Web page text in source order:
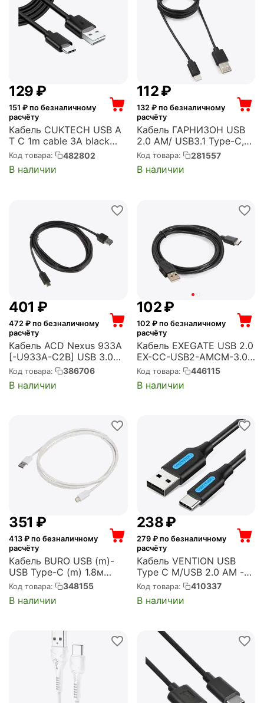
‍129‍ ₽
151 ₽ по безналичному
расчёту
Кабель CUKTECH USB A
T C 1m cable 3A black
ATC310N
(CKATC310NCBK)
Код товара: 482802
В наличии
‍112‍₽
132₽ по безналичному
расчёту
Кабель ГАРНИЗОН USB
2.0 AM/ USB3.1 Type-C,
1.8м, пакет (GCC-USB2-
AMCM-6)
Код товара: 281557
В наличии
‍401‍ ₽
472 ₽ по безналичному
расчёту
Кабель ACD Nexus 933A
[-U933A-C2B] USB 3.0
Gen1, USB-A male - USB-
C male, 2м, 12В, 3А,
Черный (ACD-U933A-
Код товара: 386706
В наличии
‍102‍₽
102 ₽ по безналичному
расчёту
Кабель EXEGATE USB 2.0
EX-CC-USB2-AMCM-3.0
(USB Type C/USB 2.0 Am,
3м) (EX294771RUS)
Код товара: 446115
В наличии
‍351‍ ₽
413 ₽ по безналичному
расчёту
Кабель BURO USB (m)-
USB Type-C (m) 1.8м
белый (BHP USB-TPC-
1.8W)
Код товара: 348155
В наличии
‍238‍₽
279₽ по безналичному
расчёту
Кабель VENTION USB
Type C M/USB 2.0 AM -
1м. (COKBF)
Код товара: 410337
В наличии